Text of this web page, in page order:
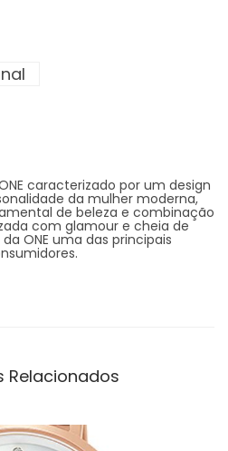
ONE caracterizado por um design
da mulher moderna,
de beleza e combinação
com glamour e cheia de
ONE uma das principais
Relacionados